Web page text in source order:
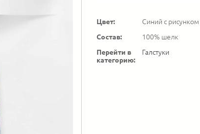
Цвет:
Синий с рисунком
Состав:
100% шелк
Перейти в
категорию:
Галстуки